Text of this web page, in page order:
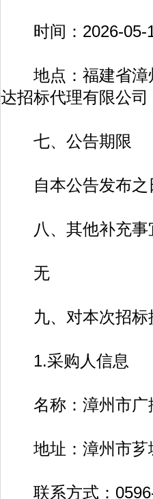
时间：2026-05-
地点：福建省漳
达招标代理有限公司
七、公告期限
自本公告发布之
八、其他补充事
无
九、对本次招标
1.采购人信息
名称：漳州市广
地址：漳州市芗
联系方式：0596-